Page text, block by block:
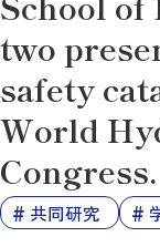
two
safety
World
Congress.
共同研究